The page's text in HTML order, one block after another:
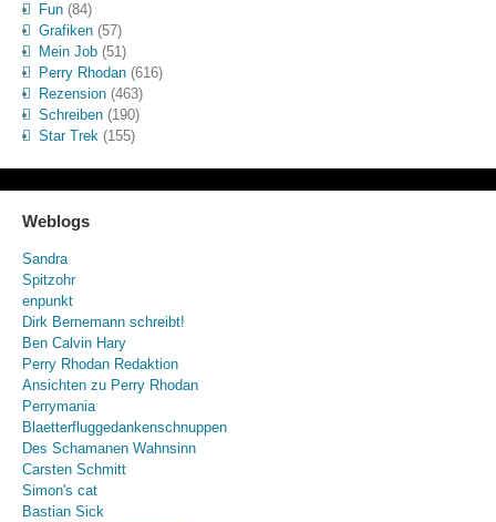
Fun(84)
Grafiken(57)
Mein Job(51)
Perry Rhodan(616)
Rezension(463)
Schreiben(190)
Star Trek(155)
Weblogs
Sandra
Spitzohr
enpunkt
Dirk Bernemann schreibt!
Ben Calvin Hary
Perry Rhodan Redaktion
Ansichten zu Perry Rhodan
Perrymania
Blaetterfluggedankenschnuppen
Des Schamanen Wahnsinn
Carsten Schmitt
Simon's cat
Bastian Sick